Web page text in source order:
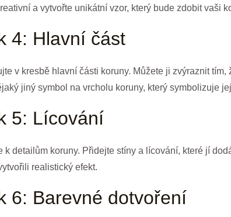
a vytvořte unikátní vzor, který bude zdobit vaši
4: Hlavní část
v kresbě hlavní části koruny. Můžete ji zvýraznit
jiný symbol na vrcholu koruny, který symbolizuje
5: Lícování
k detailům koruny. Přidejte stíny a lícování, které jí
realistický efekt.
6: Barevné dotvoření